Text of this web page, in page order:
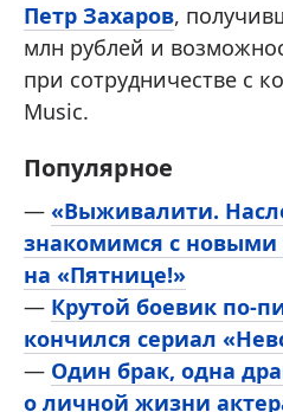
Петр Захаров,
млн рублей и
при сотрудничестве с
Music.
Популярное
— «Выживалити.
знакомимся с
на «Пятнице!»
— Крутой боевик по-
кончился сериал
— Один брак, одна
о личной жизни